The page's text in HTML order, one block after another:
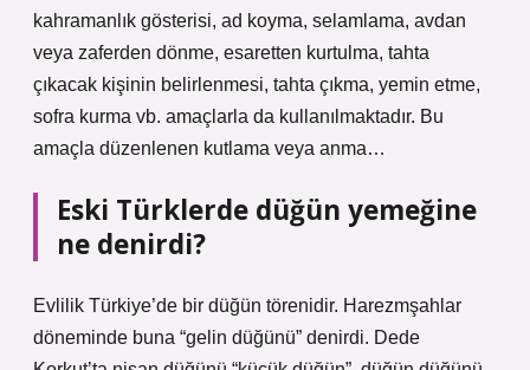
kahramanlık gösterisi, ad koyma, selamlama, avdan
veya zaferden dönme, esaretten kurtulma, tahta
çıkacak kişinin belirlenmesi, tahta çıkma, yemin etme,
sofra kurma vb. amaçlarla da kullanılmaktadır. Bu
amaçla düzenlenen kutlama veya anma…
Eski Türklerde düğün yemeğine
ne denirdi?
Evlilik Türkiye’de bir düğün törenidir. Harezmşahlar
döneminde buna “gelin düğünü” denirdi. Dede